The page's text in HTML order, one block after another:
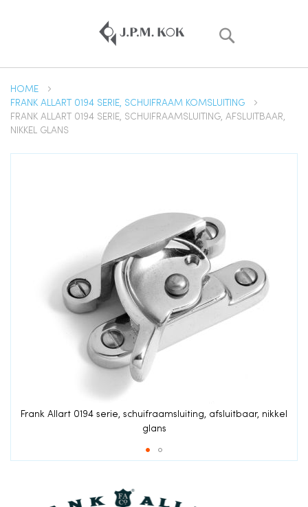
HOME
FRANK ALLART 0194 SERIE, SCHUIFRAAM KOMSLUITING
FRANK ALLART 0194 SERIE, SCHUIFRAAMSLUITING, AFSLUITBAAR,
NIKKEL GLANS
gallerij
Frank Allart 0194 serie, schuifraamsluiting, afsluitbaar, nikkel
glans